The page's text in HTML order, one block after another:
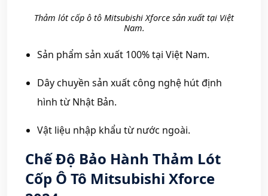
Thảm lót cốp ô tô Mitsubishi Xforce sản xuất tại Việt
Nam.
Sản phẩm sản xuất 100% tại Việt Nam.
Dây chuyền sản xuất công nghệ hút định
hình từ Nhật Bản.
Vật liệu nhập khẩu từ nước ngoài.
Chế Độ Bảo Hành Thảm Lót
Cốp Ô Tô Mitsubishi Xforce